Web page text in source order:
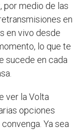
por medio de las
en
en vivo desde
lo que te
sucede en cada
ver la Volta
opciones
Ya sea